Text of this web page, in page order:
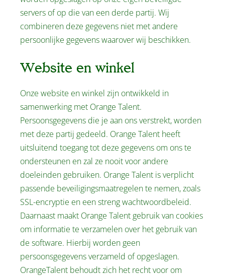
servers of op die van een derde partij. Wij
combineren deze gegevens niet met andere
persoonlijke gegevens waarover wij beschikken.
Website en winkel
Onze website en winkel zijn ontwikkeld in
samenwerking met Orange Talent.
Persoonsgegevens die je aan ons verstrekt, worden
met deze partij gedeeld. Orange Talent heeft
uitsluitend toegang tot deze gegevens om ons te
ondersteunen en zal ze nooit voor andere
doeleinden gebruiken. Orange Talent is verplicht
passende beveiligingsmaatregelen te nemen, zoals
SSL-encryptie en een streng wachtwoordbeleid.
Daarnaast maakt Orange Talent gebruik van cookies
om informatie te verzamelen over het gebruik van
de software. Hierbij worden geen
persoonsgegevens verzameld of opgeslagen.
OrangeTalent behoudt zich het recht voor om